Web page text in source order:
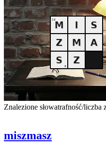
Znalezione słowatrafność/liczba
miszmasz